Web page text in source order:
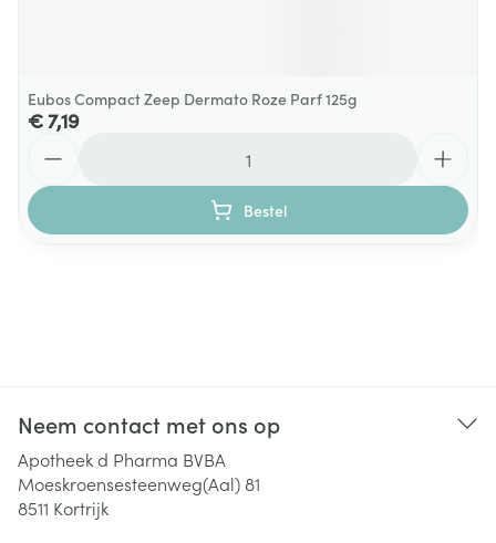
Eubos Compact Zeep Dermato Roze Parf 125g
€ 7,19
Bestel
Neem contact met ons op
Apotheek d Pharma BVBA
Moeskroensesteenweg(Aal) 81
8511 Kortrijk